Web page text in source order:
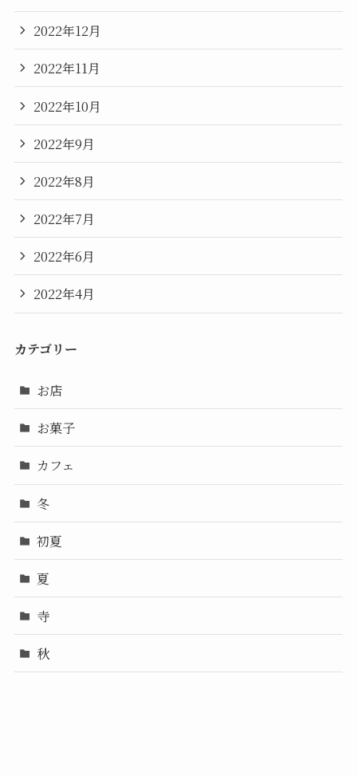
2022年12月
2022年11月
2022年10月
2022年9月
2022年8月
2022年7月
2022年6月
2022年4月
カテゴリー
お店
お菓子
カフェ
冬
初夏
夏
寺
秋